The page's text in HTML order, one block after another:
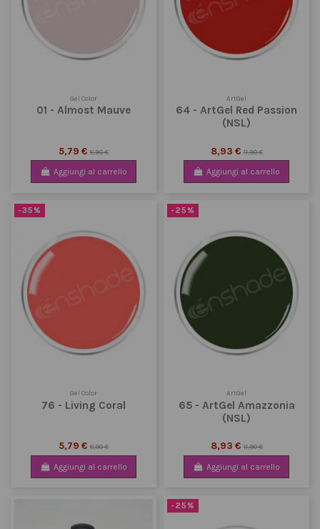
Gel Color
01 - Almost Mauve
5,79 € 8,90 €
Aggiungi al carrello
ArtGel
64 - ArtGel Red Passion
(NSL)
8,93 €11,90 €
Aggiungi al carrello
-35%
Gel Color
76 - Living Coral
5,79 € 8,90 €
Aggiungi al carrello
-25%
ArtGel
65 - ArtGel Amazzonia
(NSL)
8,93 €11,90 €
Aggiungi al carrello
-25%